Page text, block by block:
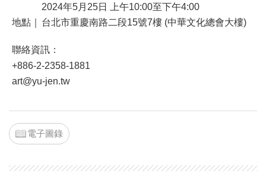
2024年5月25日 上午10:00至下午4:00
地點｜
台北市重慶南路二段15號7樓 (中華文化總會大樓)
聯絡資訊：
+886-2-2358-1881
art@yu-jen.tw
電子圖錄